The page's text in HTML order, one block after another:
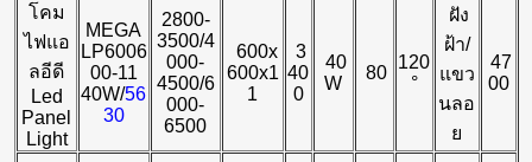
โคม
ไฟแอ
ลอีดี
Led
Panel
Light
MEGA
LP6006
00-11
40W/56
30
2800-
3500/4
000-
4500/6
000-
6500
600x
600x1
1
3
40
0
40
W
80
120
°
ฝัง
ฝ้า/
แขว
นลอ
ย
47
00